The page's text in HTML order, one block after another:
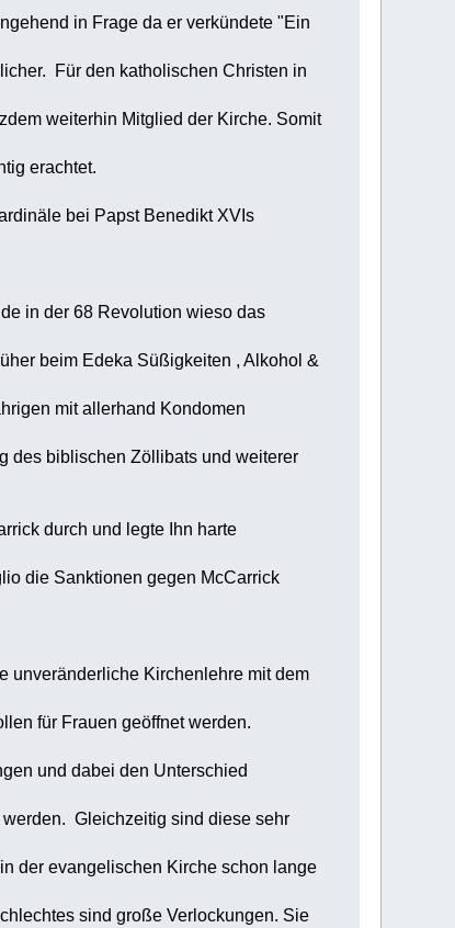
in Frage da er verkündete "Ein
Für den katholischen Christen in
weiterhin Mitglied der Kirche. Somit
erachtet.
bei Papst Benedikt XVIs
in der 68 Revolution wieso das
beim Edeka Süßigkeiten , Alkohol &
mit allerhand Kondomen
des biblischen Zöllibats und weiterer
durch und legte Ihn harte
die Sanktionen gegen McCarrick
unveränderliche Kirchenlehre mit dem
für Frauen geöffnet werden.
und dabei den Unterschied
Gleichzeitig sind diese sehr
der evangelischen Kirche schon lange
sind große Verlockungen. Sie